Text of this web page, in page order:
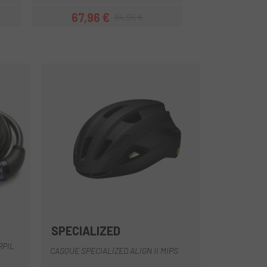
Prix
67,96 €Prix habituel
Jaune-Noir
BlancGris
SPECIALIZED
CASQUE SPECIALIZED ALIGN II MIPS